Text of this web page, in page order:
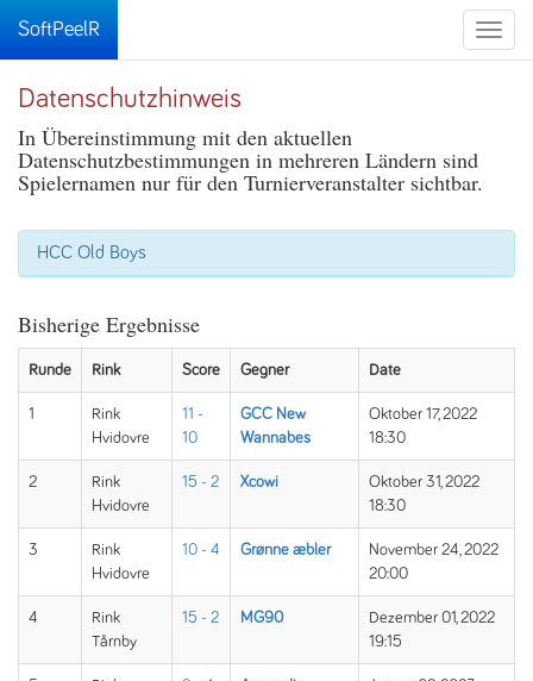
Toggle
SoftPeelR
Datenschutzhinweis
In Übereinstimmung mit den aktuellen
Datenschutzbestimmungen in mehreren Ländern sind
Spielernamen nur für den Turnierveranstalter sichtbar.
HCC Old Boys
Bisherige Ergebnisse
Runde Rink Score Gegner Date
1
Rink
Hvidovre
11 -
10
GCC New
Wannabes
Oktober 17, 2022
18:30
2
Rink
Hvidovre
15 - 2 Xcowi
Oktober 31, 2022
18:30
3
Rink
Hvidovre
10 - 4 Grønne æbler
November 24, 2022
20:00
4
Rink
Tårnby
15 - 2 MG90
Dezember 01, 2022
19:15